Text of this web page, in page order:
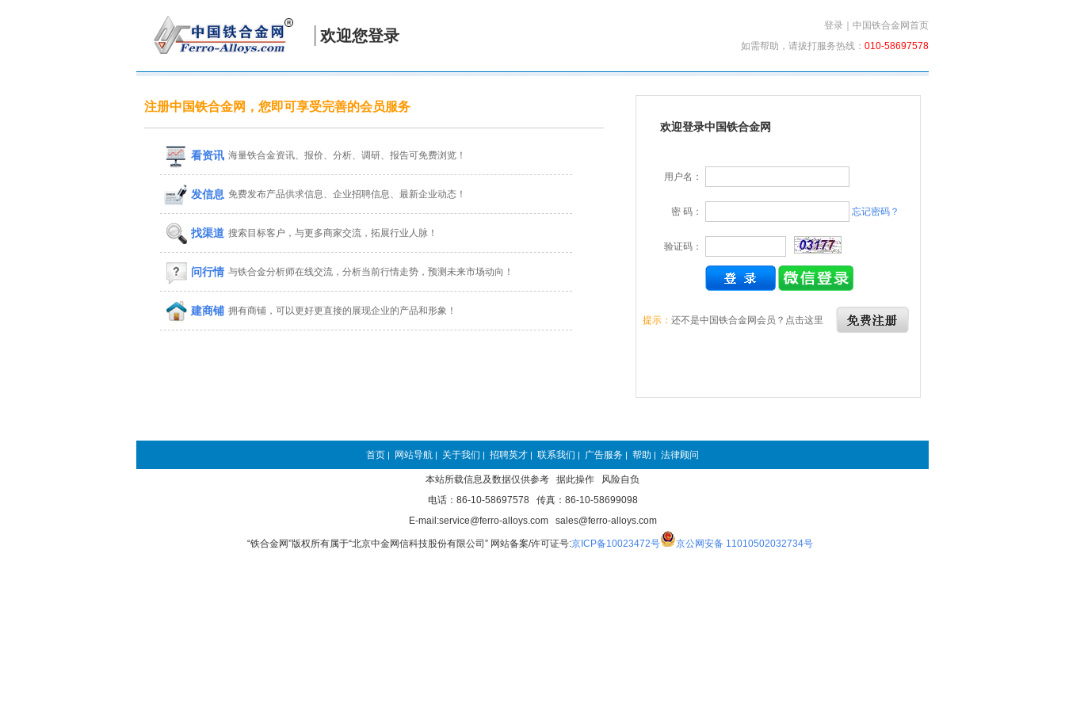
欢迎您登录
登录
中国铁合金网首页
如需帮助，请拔打服务热线： 010-58697578
注册中国铁合金网，您即可享受完善的会员服务
看资讯 海量铁合金资讯、报价、分析、调研、报告可免费浏览！
发信息 免费发布产品供求信息、企业招聘信息、最新企业动态！
找渠道 搜索目标客户，与更多商家交流，拓展行业人脉！
问行情 与铁合金分析师在线交流，分析当前行情走势，预测未来市场动向！
建商铺 拥有商铺，可以更好更直接的展现企业的产品和形象！
欢迎登录中国铁合金网
用户名：
密 码： 忘记密码？
验证码：
提示： 还不是中国铁合金网会员？点击这里
首页 | 网站导航 | 关于我们 | 招聘英才 | 联系我们 | 广告服务 | 帮助 | 法律顾问
本站所载信息及数据仅供参考 据此操作 风险自负
电话：86-10-58697578 传真：86-10-58699098
E-mail:service@ferro-alloys.com sales@ferro-alloys.com
“铁合金网”版权所有属于“北京中金网信科技股份有限公司” 网站备案/许可证号:京ICP备10023472号 京公网安备 11010502032734号